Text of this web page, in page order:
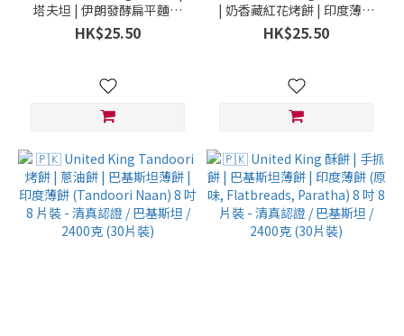
塔夫坦 | 伊朗發酵扁平麵包
(Sheermal, Flatbreads,
Roti & Naan Breads) 8 吋 8
660克 (3片裝)
HK$25.50
| 奶香藏紅花烤餅 | 印度薄餅
(Sheermal, Flatbreads,
Roti & Naan Breads) 8 吋 8
2400克 (30片裝)
HK$25.50